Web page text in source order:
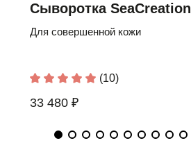
Сыворотка SeaCreation
Для совершенной кожи
(10)
33 480 ₽